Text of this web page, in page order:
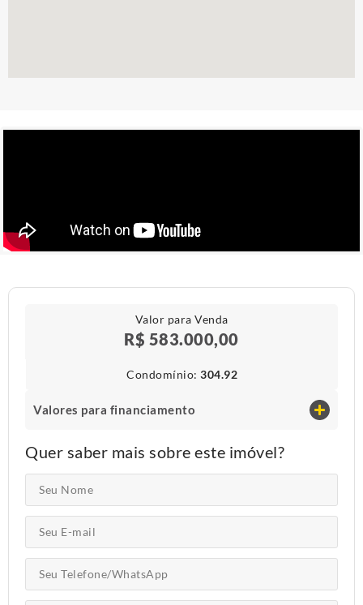
Valor para Venda
R$ 583.000,00
Condomínio​: 304.92
Valores para financiamento
Quer saber mais sobre este imóvel?